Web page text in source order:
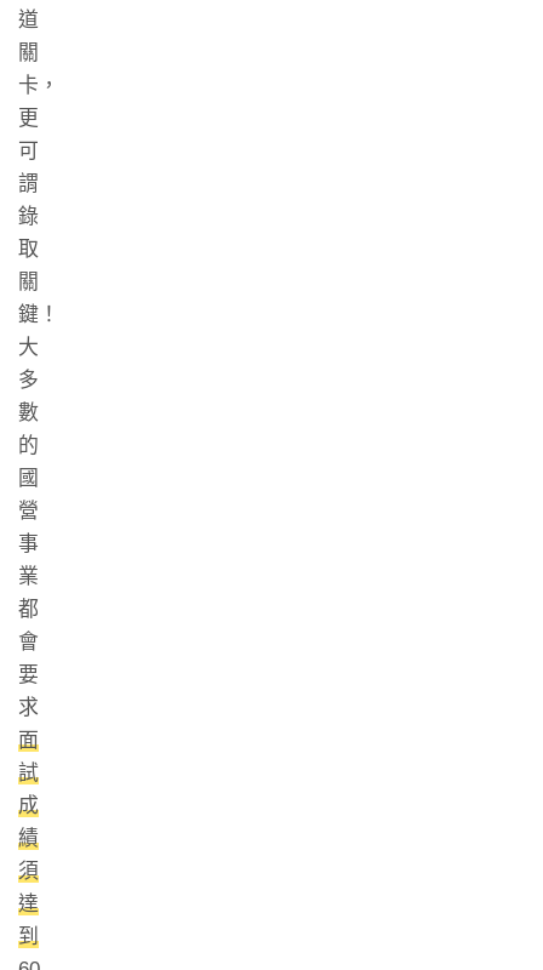
道
關
卡，
更
可
謂
錄
取
關
鍵！
大
多
數
的
國
營
事
業
都
會
要
求
面
試
成
績
須
達
到